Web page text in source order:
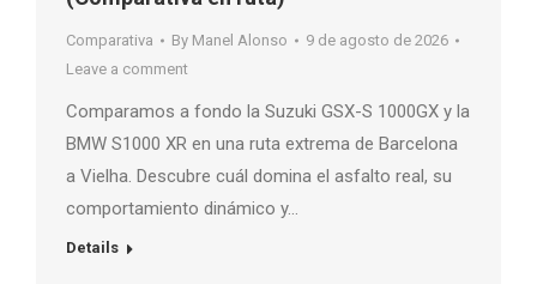
Comparativa By Manel Alonso
9 de agosto de 2026
Leave a comment
Comparamos a fondo la Suzuki GSX-S 1000GX y la
BMW S1000 XR en una ruta extrema de Barcelona
a Vielha. Descubre cuál domina el asfalto real, su
comportamiento dinámico y…
Details